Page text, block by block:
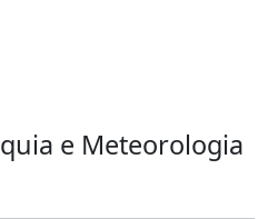
e Meteorologia